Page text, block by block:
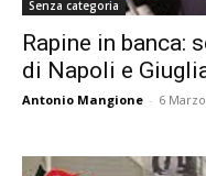
Senza categoria
Rapine in banca:
di Napoli e
Antonio Mangione - 6